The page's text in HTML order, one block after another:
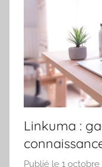
Linkuma :
Publié le 1 octobre